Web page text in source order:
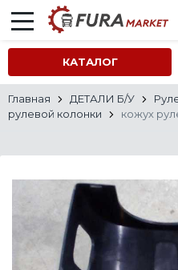
КАТАЛОГ
Главная ДЕТАЛИ Б/У
рулевой колонки
кожух